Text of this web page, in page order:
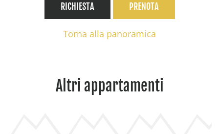
RICHIESTA PRENOTA
Torna alla panoramica
Altri appartamenti